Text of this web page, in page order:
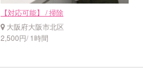
【対応可能】 / 掃除
大阪府大阪市北区
2,500円/ 1時間